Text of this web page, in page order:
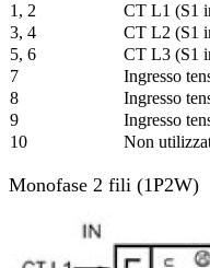
1, 2
CT L1 (S1
3, 4
CT L2 (S1
5, 6
CT L3 (S1
7
Ingresso
8
Ingresso
9
Ingresso
10
Non
Monofase 2 fili (1P2W)